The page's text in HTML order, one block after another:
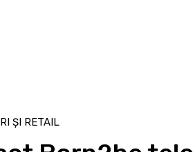
ȘI RETAIL